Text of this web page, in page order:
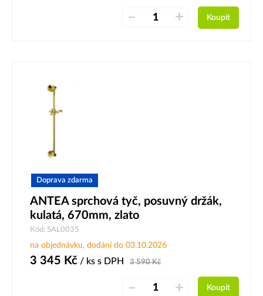
– + Koupit
Doprava zdarma
ANTEA sprchová tyč, posuvný držák,
kulatá, 670mm, zlato
Kód: SAL0035
na objednávku, dodání do 03.10.2026
3 345 Kč / ks s DPH 3 590Kč
– + Koupit